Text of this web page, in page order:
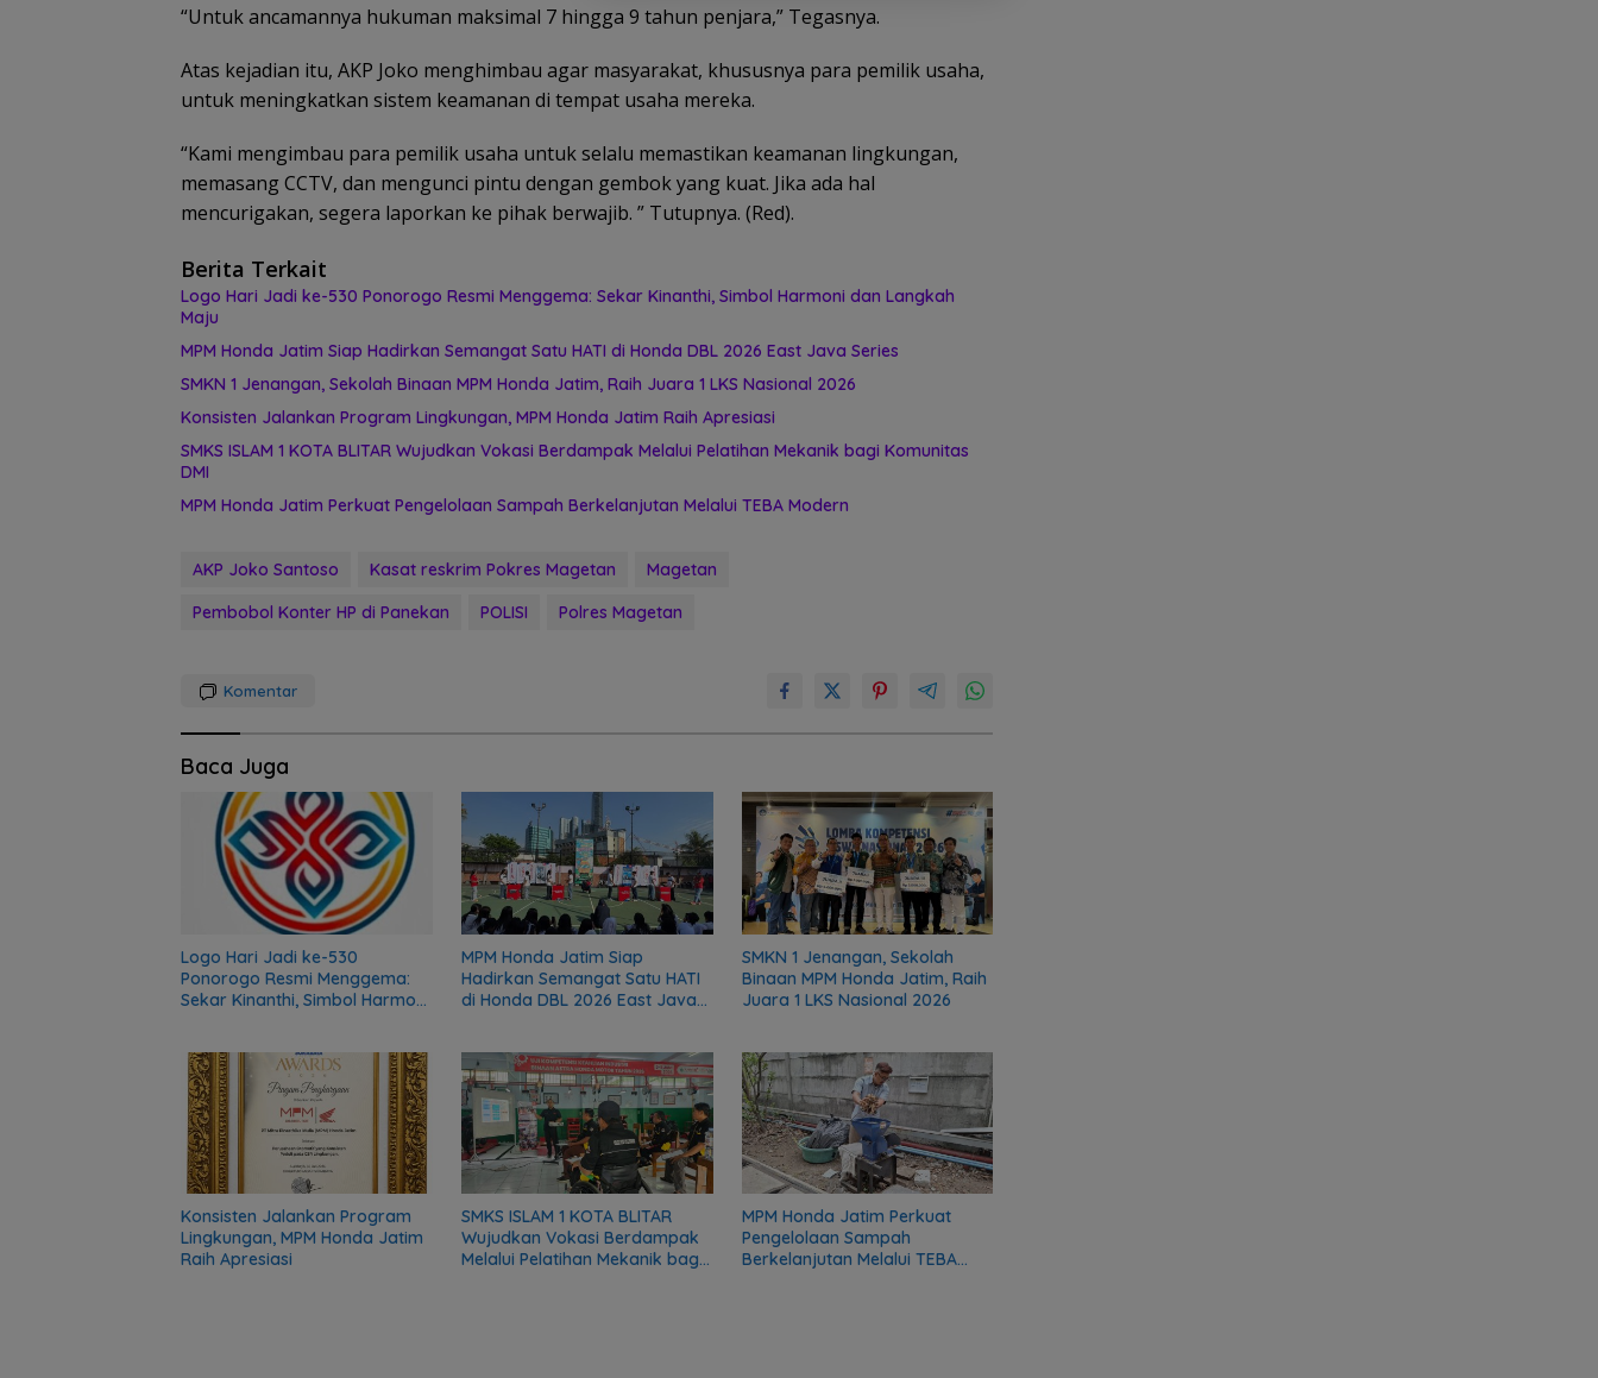
“Untuk ancamannya hukuman maksimal 7 hingga 9 tahun penjara,” Tegasnya.
Atas kejadian itu, AKP Joko menghimbau agar masyarakat, khususnya para pemilik usaha,
untuk meningkatkan sistem keamanan di tempat usaha mereka.
“Kami mengimbau para pemilik usaha untuk selalu memastikan keamanan lingkungan,
memasang CCTV, dan mengunci pintu dengan gembok yang kuat. Jika ada hal
mencurigakan, segera laporkan ke pihak berwajib. ” Tutupnya. (Red).
Berita Terkait
Logo Hari Jadi ke-530 Ponorogo Resmi Menggema: Sekar Kinanthi, Simbol Harmoni dan Langkah
Maju
MPM Honda Jatim Siap Hadirkan Semangat Satu HATI di Honda DBL 2026 East Java Series
SMKN 1 Jenangan, Sekolah Binaan MPM Honda Jatim, Raih Juara 1 LKS Nasional 2026
Konsisten Jalankan Program Lingkungan, MPM Honda Jatim Raih Apresiasi
SMKS ISLAM 1 KOTA BLITAR Wujudkan Vokasi Berdampak Melalui Pelatihan Mekanik bagi Komunitas
DMI
MPM Honda Jatim Perkuat Pengelolaan Sampah Berkelanjutan Melalui TEBA Modern
AKP Joko Santoso Kasat reskrim Pokres Magetan
Magetan
Pembobol Konter HP di Panekan
POLISI Polres Magetan
Komentar
Baca Juga
Logo Hari Jadi ke-530
Ponorogo Resmi Menggema:
Sekar Kinanthi, Simbol Harmoni
MPM Honda Jatim Siap
Hadirkan Semangat Satu HATI
di Honda DBL 2026 East Java
SMKN 1 Jenangan, Sekolah
Binaan MPM Honda Jatim, Raih
Juara 1 LKS Nasional 2026
Konsisten Jalankan Program
Lingkungan, MPM Honda Jatim
Raih Apresiasi
SMKS ISLAM 1 KOTA BLITAR
Wujudkan Vokasi Berdampak
Melalui Pelatihan Mekanik bagi
MPM Honda Jatim Perkuat
Pengelolaan Sampah
Berkelanjutan Melalui TEBA